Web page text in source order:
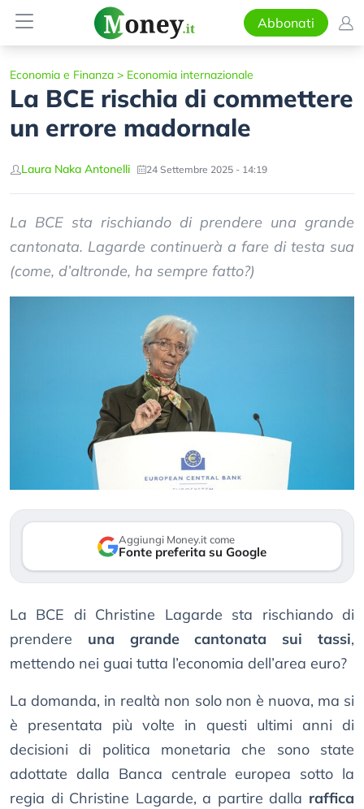
Abbonati
Economia e Finanza > Economia internazionale
La BCE rischia di commettere
un errore madornale
Laura Naka Antonelli 24 Settembre 2025 - 14:19
La BCE sta rischiando di prendere una grande
cantonata. Lagarde continuerà a fare di testa sua
(come, d’altronde, ha sempre fatto?)
Aggiungi Money.it come
Fonte preferita su Google
La BCE di Christine Lagarde sta rischiando di
prendere una grande cantonata sui tassi,
mettendo nei guai tutta l’economia dell’area euro?
La domanda, in realtà non solo non è nuova, ma si
è presentata più volte in questi ultimi anni di
decisioni di politica monetaria che sono state
adottate dalla Banca centrale europea sotto la
regia di Christine Lagarde, a partire dalla raffica